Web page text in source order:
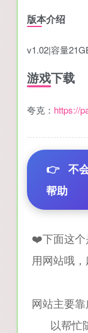
版本介绍
v1.02|容量
游戏下载
夸克： https://
👉 不
帮助
❤️下面这个
用网站哦
网站主要
以帮忙